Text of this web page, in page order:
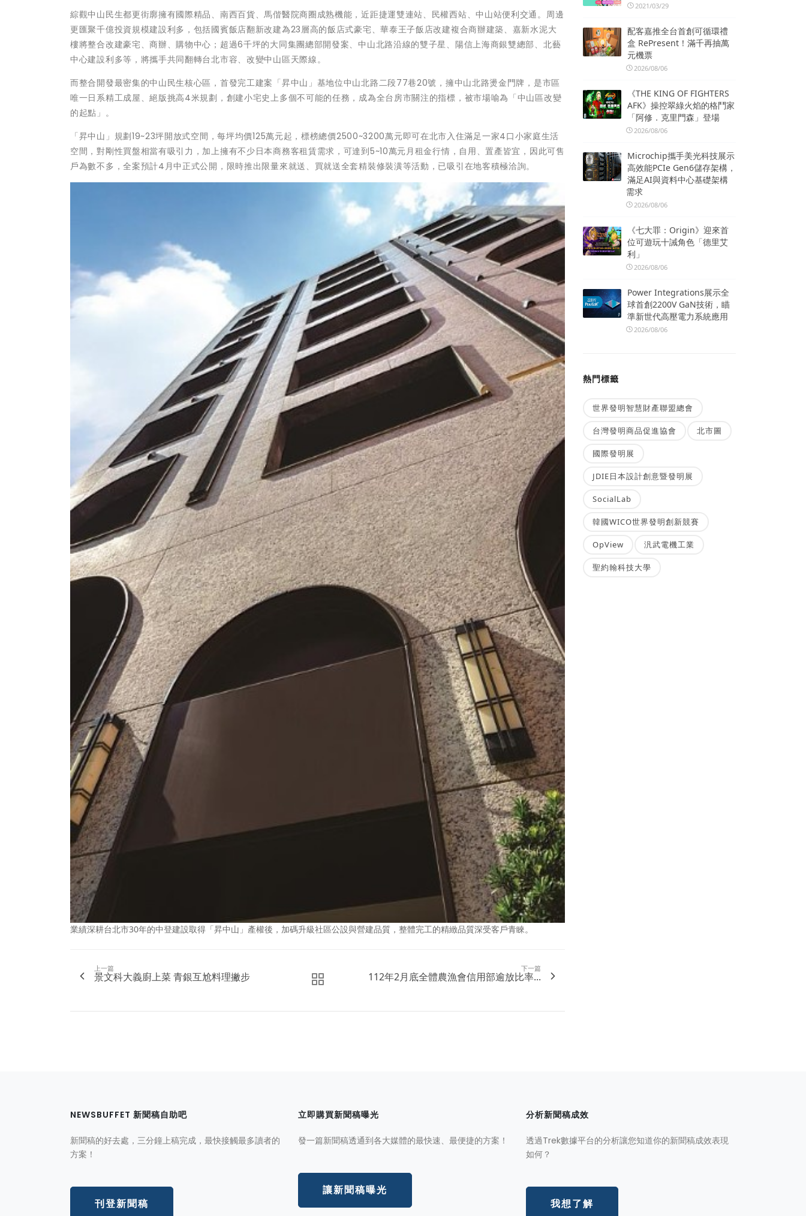
綜觀中山民生都更街廓擁有國際精品、南西百貨、馬偕醫院商圈成熟機能，近距捷運雙連站、民權西站、中山站便利交通。周邊
更匯聚千億投資規模建設利多，包括國賓飯店翻新改建為23層高的飯店式豪宅、華泰王子飯店改建複合商辦建築、嘉新水泥大
樓將整合改建豪宅、商辦、購物中心；超過6千坪的大同集團總部開發案、中山北路沿線的雙子星、陽信上海商銀雙總部、北藝
中心建設利多等，將攜手共同翻轉台北市容、改變中山區天際線。
而整合開發最密集的中山民生核心區，首發完工建案「昇中山」基地位中山北路二段77巷20號，擁中山北路燙金門牌，是市區
唯一日系精工成屋、絕版挑高4米規劃，創建小宅史上多個不可能的任務，成為全台房市關注的指標，被市場喻為「中山區改變
的起點」。
「昇中山」規劃19~23坪開放式空間，每坪均價125萬元起，標榜總價2500~3200萬元即可在北市入住滿足一家4口小家庭生活
空間，對剛性買盤相當有吸引力，加上擁有不少日本商務客租賃需求，可達到5~10萬元月租金行情，自用、置產皆宜，因此可售
戶為數不多，全案預計4月中正式公開，限時推出限量來就送、買就送全套精裝修裝潢等活動，已吸引在地客積極洽詢。
業績深耕台北市30年的中登建設取得「昇中山」產權後，加碼升級社區公設與營建品質，整體完工的精緻品質深受客戶青睞。
上一篇
景文科大義廚上菜 青銀互尬料理撇步
下一篇
112年2月底全體農漁會信用部逾放比率...
2021/03/29
配客嘉推全台首創可循環禮
盒 RePresent！滿千再抽萬
元機票
2026/08/06
《THE KING OF FIGHTERS
AFK》操控翠綠火焰的格鬥家
「阿修．克里門森」登場
2026/08/06
Microchip攜手美光科技展示
高效能PCIe Gen6儲存架構，
滿足AI與資料中心基礎架構
需求
2026/08/06
《七大罪：Origin》迎來首
位可遊玩十誡角色「德里艾
利」
2026/08/06
Power Integrations展示全
球首創2200V GaN技術，瞄
準新世代高壓電力系統應用
2026/08/06
熱門標籤
世界發明智慧財產聯盟總會
台灣發明商品促進協會 北市圖
國際發明展
JDIE日本設計創意暨發明展
SocialLab
韓國WICO世界發明創新競賽
OpView 汎武電機工業
聖約翰科技大學
NEWSBUFFET 新聞稿自助吧
新聞稿的好去處，三分鐘上稿完成，最快接觸最多讀者的
方案！
刊登新聞稿
立即購買新聞稿曝光
發一篇新聞稿透通到各大媒體的最快速、最便捷的方案！
讓新聞稿曝光
分析新聞稿成效
透過Trek數據平台的分析讓您知道你的新聞稿成效表現
如何？
我想了解